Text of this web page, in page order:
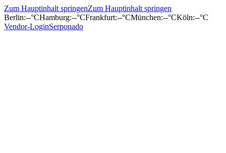
Zum Hauptinhalt springenZum Hauptinhalt springen
Berlin:--°CHamburg:--°CFrankfurt:--°CMünchen:--°CKöln:--°C
Vendor-LoginSerponado